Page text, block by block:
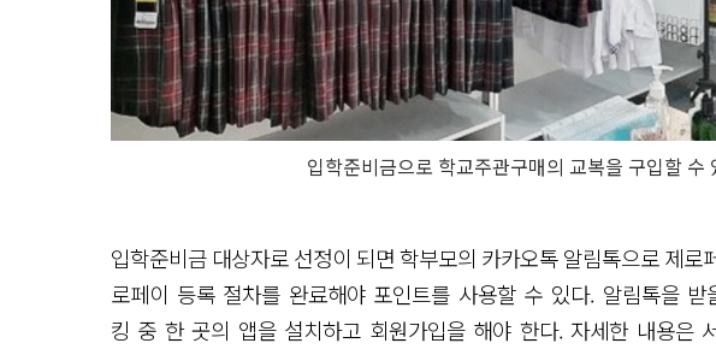
입학준비금으로 학교주관구매의 교복을 구입할
입학준비금 대상자로 선정이 되면 학부모의 카카오톡 알림톡으로 제로
로페이 등록 절차를 완료해야 포인트를 사용할 수 있다. 알림톡을
킹 중 한 곳의 앱을 설치하고 회원가입을 해야 한다. 자세한 내용은